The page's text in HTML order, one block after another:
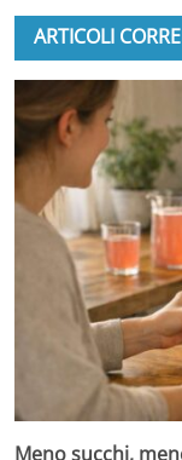
ARTICOLI
Meno succhi,